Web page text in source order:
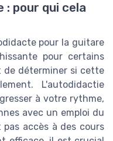
: pour qui cela
pour la guitare
pour certains
de déterminer si cette
L'autodidactie
à votre rythme,
avec un emploi du
accès à des cours